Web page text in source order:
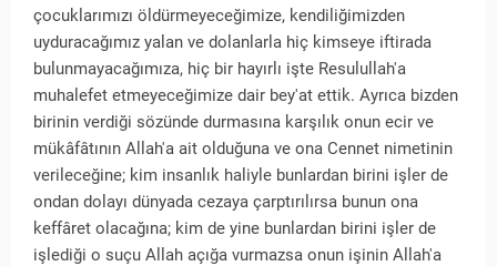
çocuklarımızı öldürmeyeceğimize, kendiliğimizden
uyduracağımız yalan ve dolanlarla hiç kimseye iftirada
bulunmayacağımıza, hiç bir hayırlı işte Resulullah'a
muhalefet etmeyeceğimize dair bey'at ettik. Ayrıca bizden
birinin verdiği sözünde durmasına karşılık onun ecir ve
mükâfâtının Allah'a ait olduğuna ve ona Cennet nimetinin
verileceğine; kim insanlık haliyle bunlardan birini işler de
ondan dolayı dünyada cezaya çarptırılırsa bunun ona
keffâret olacağına; kim de yine bunlardan birini işler de
işlediği o suçu Allah açığa vurmazsa onun işinin Allah'a